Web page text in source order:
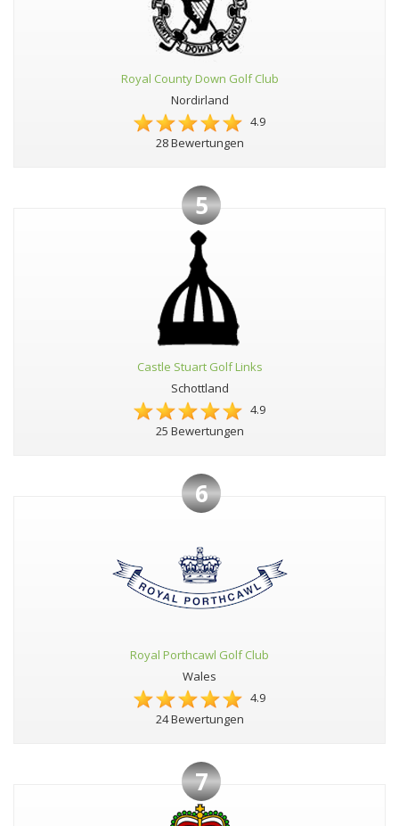
Royal County Down Golf Club
Nordirland
4.9
28 Bewertungen
5
Castle Stuart Golf Links
Schottland
4.9
25 Bewertungen
6
Royal Porthcawl Golf Club
Wales
4.9
24 Bewertungen
7